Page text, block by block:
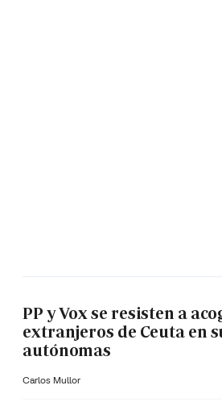
PP y Vox se resisten a
extranjeros de Ceuta en
autónomas
Carlos Mullor